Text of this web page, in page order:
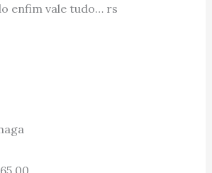
enfim vale tudo… rs